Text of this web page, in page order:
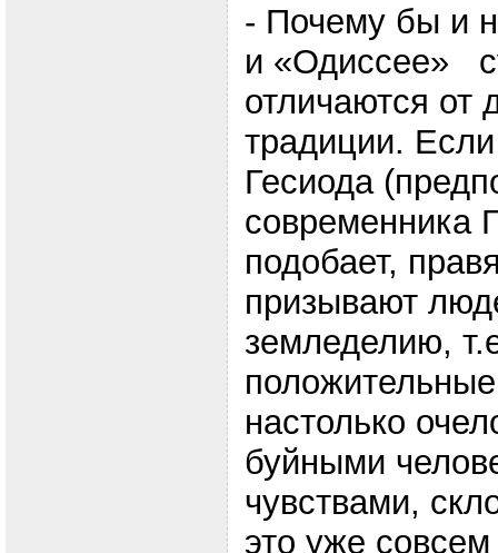
- Почему бы и
и «Одиссее»
отличаются от
традиции.
Гесиода
современника
подобает,
призывают
земледелию,
настолько
буйными
чувствами,
это уже совсем